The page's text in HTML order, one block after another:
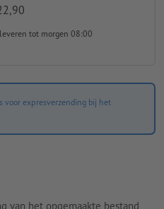
tot morgen 08:00
voor expresverzending bij het
van het opgemaakte bestand